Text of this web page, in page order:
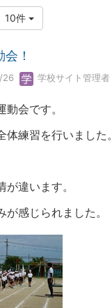
10件
！
26 学校サイト管理者
会です。
練習を行いました。
違います。
感じられました。